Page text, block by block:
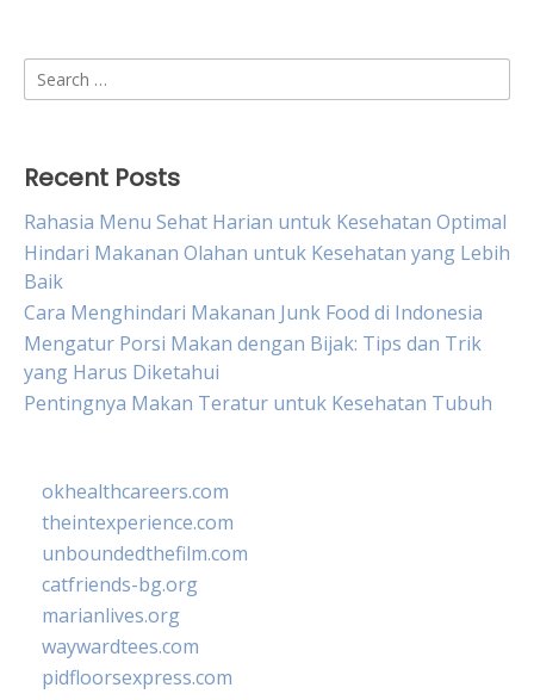
Search
for:
Recent Posts
Rahasia Menu Sehat Harian untuk Kesehatan Optimal
Hindari Makanan Olahan untuk Kesehatan yang Lebih
Baik
Cara Menghindari Makanan Junk Food di Indonesia
Mengatur Porsi Makan dengan Bijak: Tips dan Trik
yang Harus Diketahui
Pentingnya Makan Teratur untuk Kesehatan Tubuh
okhealthcareers.com
theintexperience.com
unboundedthefilm.com
catfriends-bg.org
marianlives.org
waywardtees.com
pidfloorsexpress.com